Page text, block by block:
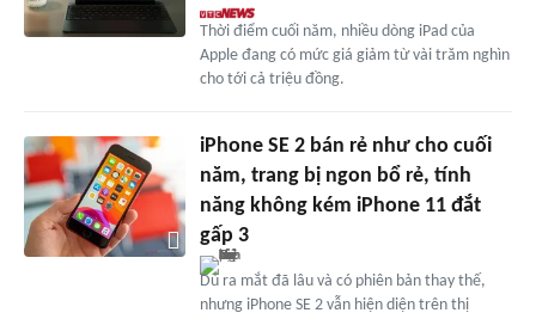
Thời điểm cuối năm, nhiều dòng iPad của
Apple đang có mức giá giảm từ vài trăm nghìn
cho tới cả triệu đồng.
iPhone SE 2 bán rẻ như cho cuối
năm, trang bị ngon bổ rẻ, tính
năng không kém iPhone 11 đắt
gấp 3
Dù ra mắt đã lâu và có phiên bản thay thế,
nhưng iPhone SE 2 vẫn hiện diện trên thị